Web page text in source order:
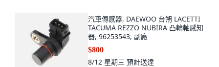
汽車傳感器, DAEWOO 台朔 LACETTI
TACUMA REZZO NUBIRA 凸輪軸感知
器, 96253543, 副廠
$800
8/12 星期三 預計送達